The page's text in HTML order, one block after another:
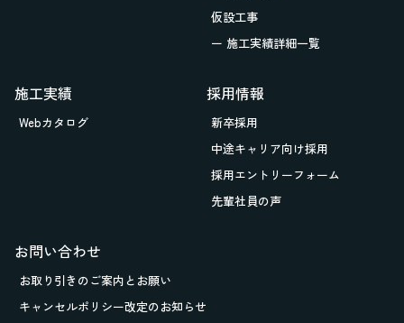
仮設工事
ー 施工実績詳細一覧
施工実績
Webカタログ
採用情報
新卒採用
中途キャリア向け採用
採用エントリーフォーム
先輩社員の声
お問い合わせ
お取り引きのご案内とお願い
キャンセルポリシー改定のお知らせ